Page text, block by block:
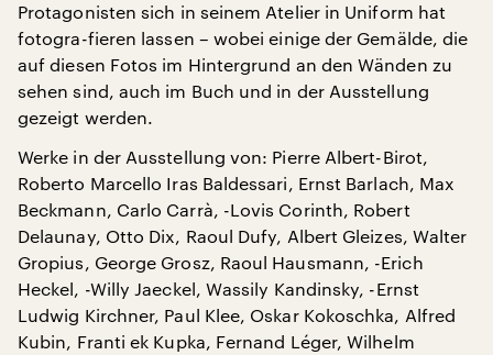
Protagonisten sich in seinem Atelier in Uniform hat
fotogra-fieren lassen – wobei einige der Gemälde, die
auf diesen Fotos im Hintergrund an den Wänden zu
sehen sind, auch im Buch und in der Ausstellung
gezeigt werden.
Werke in der Ausstellung von: Pierre Albert-Birot,
Roberto Marcello Iras Baldessari, Ernst Barlach, Max
Beckmann, Carlo Carrà, -Lovis Corinth, Robert
Delaunay, Otto Dix, Raoul Dufy, Albert Gleizes, Walter
Gropius, George Grosz, Raoul Hausmann, -Erich
Heckel, -Willy Jaeckel, Wassily Kandinsky, -Ernst
Ludwig Kirchner, Paul Klee, Oskar Kokoschka, Alfred
Kubin, Franti ek Kupka, Fernand Léger, Wilhelm